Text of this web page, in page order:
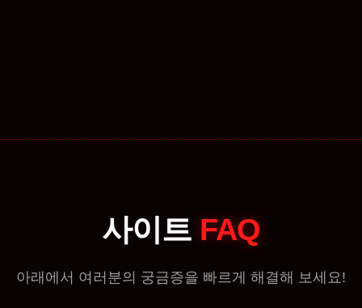
사이트 FAQ
아래에서 여러분의 궁금증을 빠르게 해결해 보세요!